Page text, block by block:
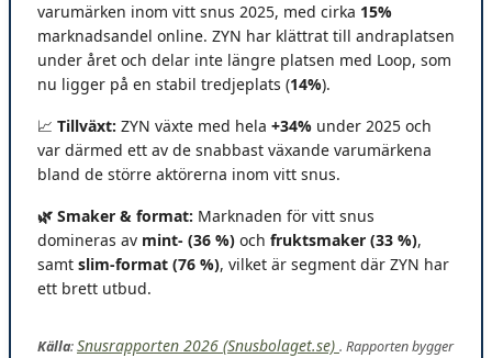
varumärken inom vitt snus 2025, med cirka 15%
marknadsandel online. ZYN har klättrat till andraplatsen
under året och delar inte längre platsen med Loop, som
nu ligger på en stabil tredjeplats (14%).
📈 Tillväxt: ZYN växte med hela +34% under 2025 och
var därmed ett av de snabbast växande varumärkena
bland de större aktörerna inom vitt snus.
🌿 Smaker & format: Marknaden för vitt snus
domineras av mint- (36 %) och fruktsmaker (33 %),
samt slim-format (76 %), vilket är segment där ZYN har
ett brett utbud.
Källa:Snusrapporten 2026 (Snusbolaget.se) . Rapporten bygger